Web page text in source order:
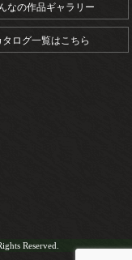
なの作品ギャラリー
タログ一覧はこちら
Reserved.